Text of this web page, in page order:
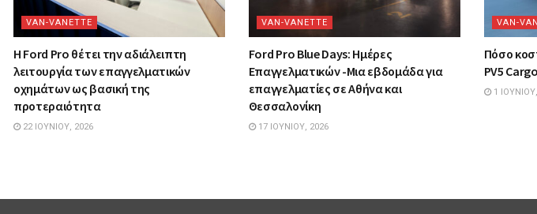
VAN-VANETTΕ
Η Ford Pro θέτει την αδιάλειπτη
λειτουργία των επαγγελματικών
οχημάτων ως βασική της
προτεραιότητα
22 ΙΟΥΝΊΟΥ, 2026
VAN-VANETTΕ
Ford Pro Blue Days: Ημέρες
Επαγγελματικών -Μια εβδομάδα για
επαγγελματίες σε Αθήνα και
Θεσσαλονίκη
17 ΙΟΥΝΊΟΥ, 2026
VAN-
Πόσο
PV5 Cargo
1